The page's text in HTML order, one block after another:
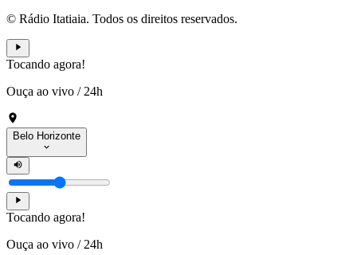
© Rádio Itatiaia. Todos os direitos reservados.
Tocando agora!
Ouça ao vivo / 24h
Belo Horizonte
Tocando agora!
Ouça ao vivo / 24h